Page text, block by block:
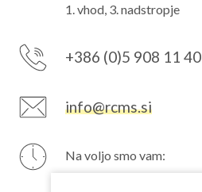
1. vhod, 3. nadstropje
+386 (0)5 908 11 40
info@rcms.si
Na voljo smo vam: